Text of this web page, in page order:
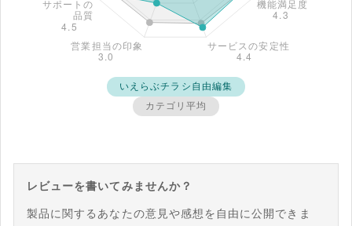
いえらぶチラシ自由編集
カテゴリ平均
レビューを書いてみませんか？
製品に関するあなたの意見や感想を自由に公開できま